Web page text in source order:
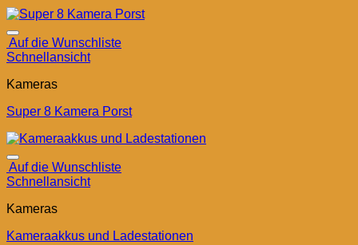
Auf die Wunschliste
Schnellansicht
Kameras
Super 8 Kamera Porst
Auf die Wunschliste
Schnellansicht
Kameras
Kameraakkus und Ladestationen